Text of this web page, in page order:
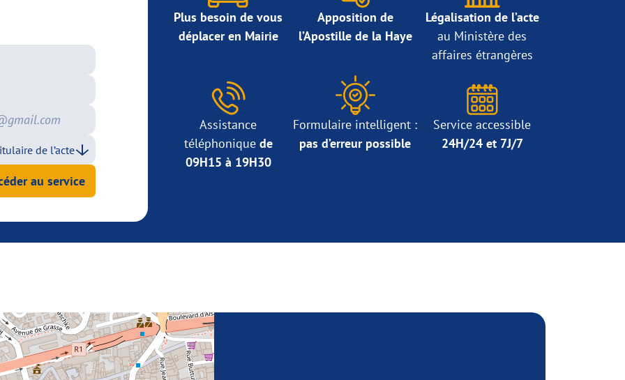
au service
Plus besoin de vous
déplacer en Mairie
Apposition de
l’Apostille de la Haye
Légalisation de l’acte
au Ministère des
affaires étrangères
Assistance
téléphonique de
09H15 à 19H30
Formulaire intelligent :
pas d’erreur possible
Service accessible
24H/24 et 7J/7